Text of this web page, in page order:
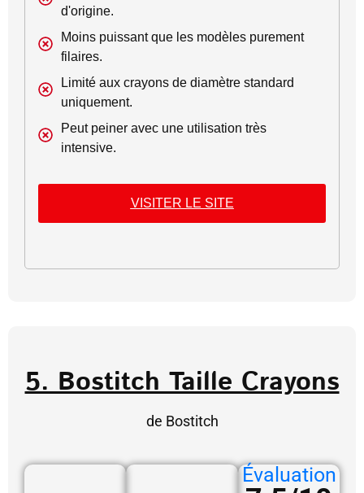
d'origine.
Moins puissant que les modèles purement
filaires.
Limité aux crayons de diamètre standard
uniquement.
Peut peiner avec une utilisation très
intensive.
VISITER LE SITE
5. Bostitch Taille Crayons
de Bostitch
Évaluation